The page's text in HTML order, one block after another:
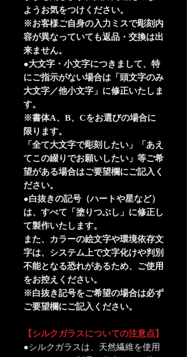
ようお気をつけください。
※お客様ご自身の入力ミスで彫刻内
容が異なっていても返品・交換は出
来ません。
●大文字・小文字につきまして、特
にご指示がない場合は「頭文字のみ
大文字／他小文字」に修正いたしま
す。
※書体A、B、Cをお選びの場合に
限ります。
「全て大文字で彫刻したい」「あえ
てこの綴りでお願いしたい」等ご希
望がある場合はご要望欄にご記入く
ださい。
●白抜きの記号（ハートや星など）
は、すべて「塗りつぶし」に修正し
て製作いたします。
また、カラーの絵文字や環境依存文
字は、システム上で文字化けや判別
不能となる恐れがあるため、ご使用
をお控えください。
※白抜き記号をご希望の場合は必ず
ご要望欄にご記入ください。
【シルクガラスについての注意点】
●シルクガラスは、天然繊維を使用